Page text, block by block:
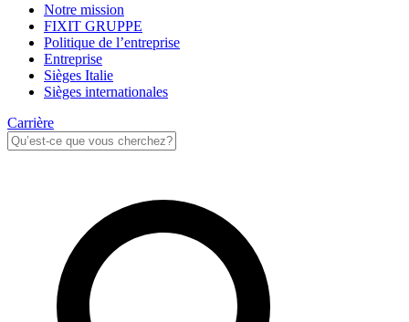
Notre mission
FIXIT GRUPPE
Politique de l’entreprise
Entreprise
Sièges Italie
Sièges internationales
Carrière